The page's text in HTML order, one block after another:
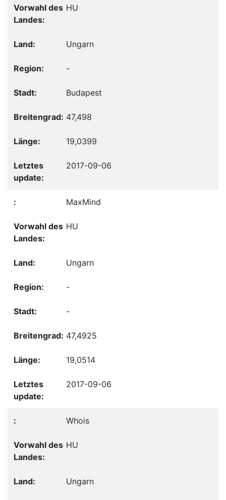
HU
Ungarn
-
Budapest
47,498
19,0399
2017-09-06
MaxMind
HU
Ungarn
-
-
47,4925
19,0514
2017-09-06
Whois
HU
Ungarn